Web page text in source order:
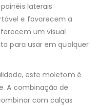
laterais
e favorecem a
um visual
para usar em qualquer
este moletom é
A combinação de
com calças